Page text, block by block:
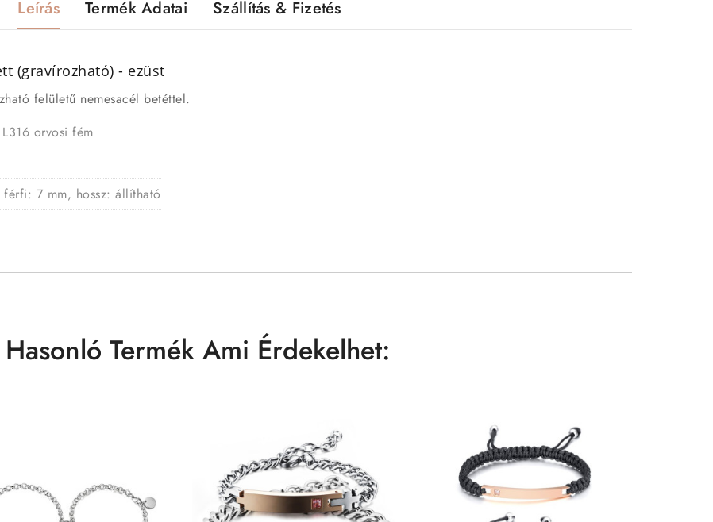
Leírás Termék Adatai Szállítás & Fizetés
(gravírozható) - ezüst
felületű nemesacél betéttel.
orvosi fém
7 mm, hossz: állítható
Termék Ami Érdekelhet: